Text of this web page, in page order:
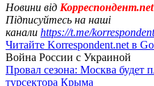
Новини від Корреспондент.net
Підписуйтесь на наші
канали https://t.me/
Читайте Korrespondent.net в
Война России с Украиной
Провал сезона: Москва будет
турсектора Крыма